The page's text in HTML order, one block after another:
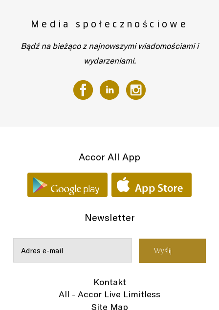
Media społecznościowe
Bądź na bieżąco z najnowszymi wiadomościami i
wydarzeniami.
Accor All App
Newsletter
Kontakt
All - Accor Live Limitless
Site Map